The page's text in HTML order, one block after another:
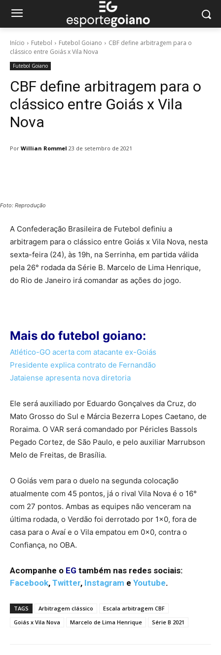
Início Futebol Futebol Goiano
CBF define arbitragem para o
clássico entre Goiás x Vila Nova
Futebol Goiano
CBF define arbitragem para o
clássico entre Goiás x Vila
Nova
Por Willian Rommel 23 de setembro de 2021
Foto: Reprodução
A Confederação Brasileira de Futebol definiu a
arbitragem para o clássico entre Goiás x Vila Nova, nesta
sexta-feira (24), às 19h, na Serrinha, em partida válida
pela 26° rodada da Série B. Marcelo de Lima Henrique,
do Rio de Janeiro irá comandar as ações do jogo.
Mais do futebol goiano:
Atlético-GO acerta com atacante ex-Goiás
Presidente explica contrato de Fernandão
Jataiense apresenta nova diretoria
Ele será auxiliado por Eduardo Gonçalves da Cruz, do
Mato Grosso do Sul e Márcia Bezerra Lopes Caetano, de
Roraima. O VAR será comandado por Péricles Bassols
Pegado Cortez, de São Paulo, e pelo auxiliar Marrubson
Melo de Freitas, de Brasília.
O Goiás vem para o duelo na segunda colocação
atualmente com 45 pontos, já o rival Vila Nova é o 16°
com 27 pontos. Ambas as equipes não venceram na
última rodada, o Verdão foi derrotado por 1×0, fora de
casa para o Avaí e o Vila empatou em 0x0, contra o
Confiança, no OBA.
Acompanhe o EG também nas redes sociais:
Facebook, Twitter, Instagram e Youtube.
TAGS Arbitragem clássico
Escala arbitragem CBF
Goiás x Vila Nova
Marcelo de Lima Henrique Série B 2021